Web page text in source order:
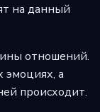
на данный
отношений.
эмоциях, а
происходит.